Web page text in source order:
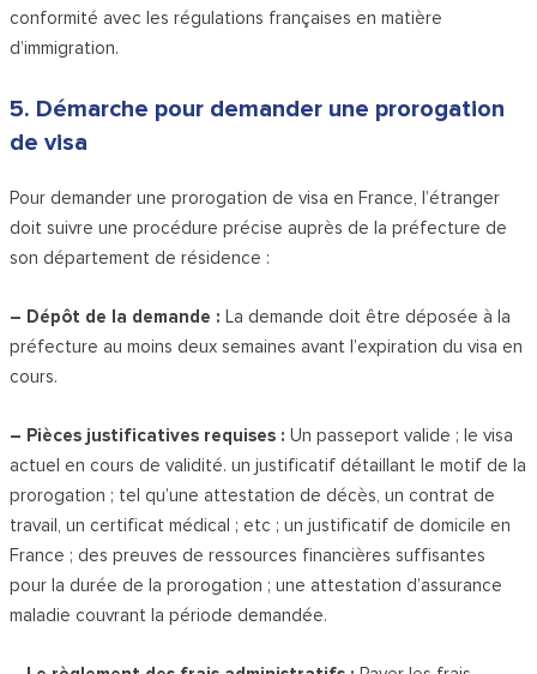
conformité avec les régulations françaises en matière
d’immigration.
5. Démarche pour demander une prorogation
de visa
Pour demander une prorogation de visa en France, l’étranger
doit suivre une procédure précise auprès de la préfecture de
son département de résidence :
– Dépôt de la demande : La demande doit être déposée à la
préfecture au moins deux semaines avant l’expiration du visa en
cours.
– Pièces justificatives requises :Un passeport valide ; le visa
actuel en cours de validité. un justificatif détaillant le motif de la
prorogation ; tel qu’une attestation de décès, un contrat de
travail, un certificat médical ; etc ; un justificatif de domicile en
France ; des preuves de ressources financières suffisantes
pour la durée de la prorogation ; une attestation d’assurance
maladie couvrant la période demandée.